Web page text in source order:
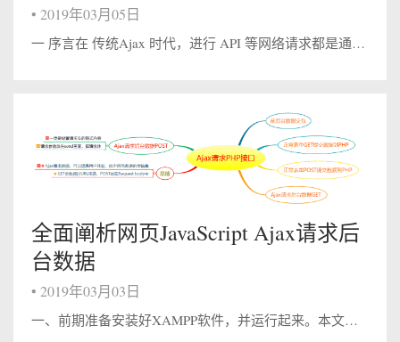
• 2019年03月05日
一 序言在 传统Ajax 时代，进行 API 等网络请求都是通过XMLHttpRequest或者封装后的框架进行网络请求,然而配置和调用方式非常混乱，对于刚入门的新手并不友好。今天我们介绍的Fetch提供了一个更好的替代方法，它不仅提...
全面阐析网页JavaScript Ajax请求后
台数据
• 2019年03月03日
一、前期准备安装好XAMPP软件，并运行起来。本文代码是基于XAMPP开发环境，XAMPP是完全免费且易于安装的Apache发行版，其中包含MariaDB、PHP和Perl。XAMPP开放源码包的设置让安装和使用出奇容易。 二、前后...